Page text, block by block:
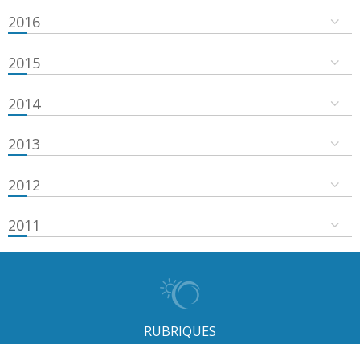
2016
2015
2014
2013
2012
2011
RUBRIQUES